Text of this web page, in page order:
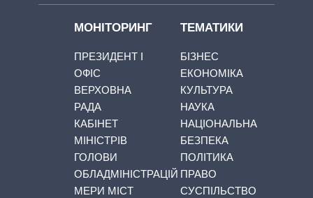
МОНІТОРИНГ
ПРЕЗИДЕНТ І
ОФІС
ВЕРХОВНА
РАДА
КАБІНЕТ
МІНІСТРІВ
ГОЛОВИ
ОБЛАДМІНІСТРАЦІЙ
МЕРИ МІСТ
ТЕМАТИКИ
БІЗНЕС
ЕКОНОМІКА
КУЛЬТУРА
НАУКА
НАЦІОНАЛЬНА
БЕЗПЕКА
ПОЛІТИКА
ПРАВО
СУСПІЛЬСТВО